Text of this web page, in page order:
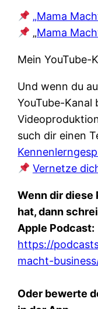
„Mama
„Mama
Mein YouTube-
Und wenn du
YouTube-Kanal
such dir einen
Vernetze
Wenn dir diese
hat, dann
Apple Podcast:
https://
macht-
Oder bewerte